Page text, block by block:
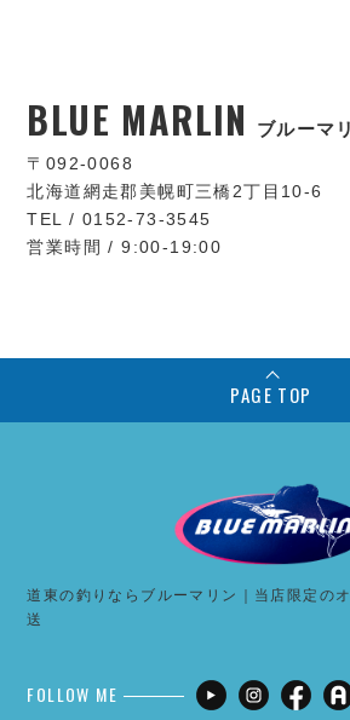
BLUE MARLIN ブルーマ
〒092-0068
北海道網走郡美幌町三橋2丁目10-6
TEL / 0152-73-3545
営業時間 / 9:00-19:00
PAGE TOP
道東の釣りならブルーマリン｜当店限定の
送
FOLLOW ME